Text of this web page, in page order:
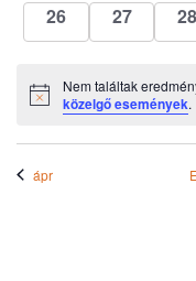
0
események
26
0
27
0
28
Notice
Nem találtak
közelgő események.
ápr